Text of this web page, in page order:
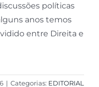
políticas
anos temos
entre Direita e
| Categorias: EDITORIAL